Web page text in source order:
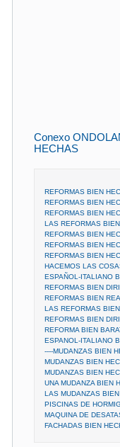
Conexo
HECHAS
REFORMAS BIEN
REFORMAS BIEN
REFORMAS BIEN
LAS REFORMAS
REFORMAS BIEN
REFORMAS BIEN
REFORMAS BIEN
HACEMOS LAS
ESPAÑOL-ITALIANO
REFORMAS BIEN
REFORMAS BIEN
LAS REFORMAS
REFORMAS BIEN
REFORMA BIEN
ESPANOL-ITALIANO
----MUDANZAS BIEN
MUDANZAS BIEN
MUDANZAS BIEN
UNA MUDANZA BIEN
LAS MUDANZAS
PISCINAS DE
MAQUINA DE
FACHADAS BIEN